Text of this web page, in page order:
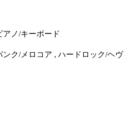
アノ/キーボード
ンク/メロコア , ハードロック/ヘ